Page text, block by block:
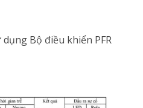
Bộ điều khiển PFR